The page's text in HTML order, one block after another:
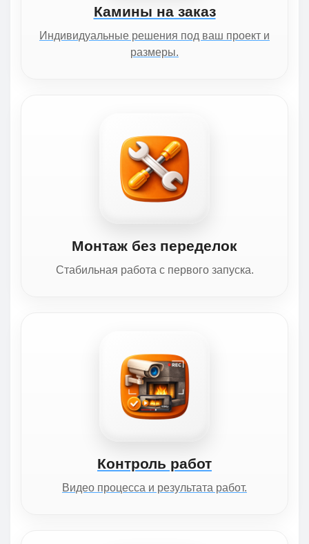
Камины на заказ
Индивидуальные решения под ваш проект и
размеры.
Монтаж без переделок
Стабильная работа с первого запуска.
Контроль работ
Видео процесса и результата работ.